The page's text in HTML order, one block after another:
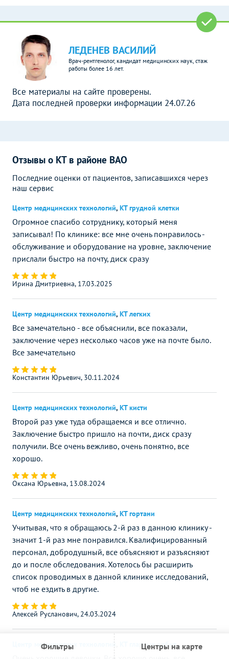
Фильтры Центры на карте
ЛЕДЕНЕВ ВАСИЛИЙ
Врач-рентгенолог, кандидат медицинских наук, стаж
работы более 16 лет.
Все материалы на сайте проверены.
Дата последней проверки информации 24.07.26
Отзывы о КТ в районе ВАО
Последние оценки от пациентов, записавшихся через
наш сервис
Центр медицинских технологий, КТ грудной клетки
Огромное спасибо сотруднику, который меня
записывал! По клинике: все мне очень понравилось -
обслуживание и оборудование на уровне, заключение
прислали быстро на почту, диск сразу
Ирина Дмитриевна, 17.03.2025
Центр медицинских технологий, КТ легких
Все замечательно - все объяснили, все показали,
заключение через несколько часов уже на почте было.
Все замечательно
Константин Юрьевич, 30.11.2024
Центр медицинских технологий, КТ кисти
Второй раз уже туда обращаемся и все отлично.
Заключение быстро пришло на почти, диск сразу
получили. Все очень вежливо, очень понятно, все
хорошо.
Оксана Юрьевна, 13.08.2024
Центр медицинских технологий, КТ гортани
Учитывая, что я обращаюсь 2-й раз в данною клинику -
значит 1-й раз мне понравился. Квалифицированный
персонал, добродушный, все объясняют и разъясняют
до и после обследования. Хотелось бы расширить
список проводимых в данной клинике исследований,
чтоб не ездить в другие.
Алексей Русланович, 24.03.2024
Центр медицинских технологий КТ глазных орбит